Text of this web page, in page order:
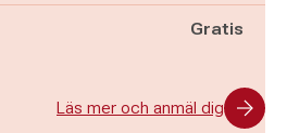
Gratis
Läs mer och anmäl dig